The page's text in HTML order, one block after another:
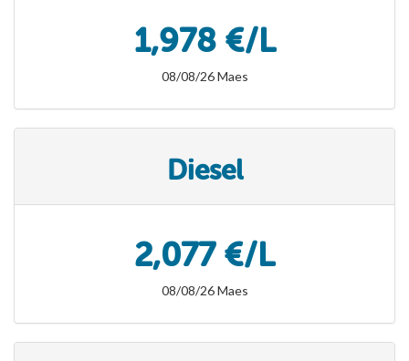
1,978 €/L
08/08/26 Maes
Diesel
2,077 €/L
08/08/26 Maes